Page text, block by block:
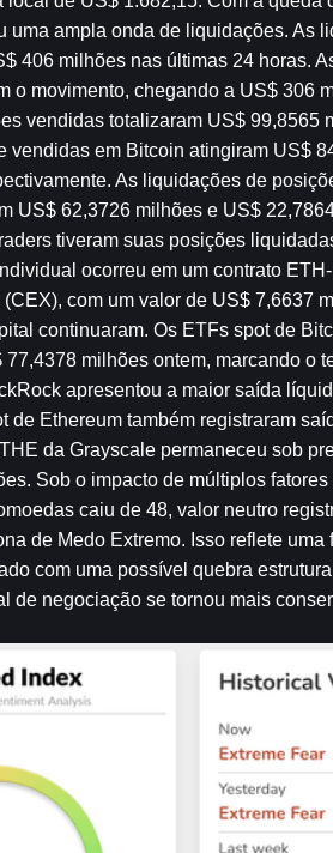
uma ampla onda de liquidações. As
406 milhões nas últimas 24 horas.
o movimento, chegando a US$ 306
vendidas totalizaram US$ 99,8565
vendidas em Bitcoin atingiram US$
As liquidações de
US$ 62,3726 milhões e US$
tiveram suas posições
ocorreu em um contrato
com um valor de US$ 7,6637
continuaram. Os ETFs spot de
77,4378 milhões ontem, marcando o
apresentou a maior saída
de Ethereum também registraram
da Grayscale permaneceu sob
Sob o impacto de múltiplos
caiu de 48, valor neutro
de Medo Extremo. Isso reflete
com uma possível quebra
de negociação se tornou mais